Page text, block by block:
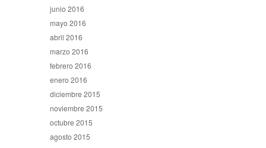
junio 2016
mayo 2016
abril 2016
marzo 2016
febrero 2016
enero 2016
diciembre 2015
noviembre 2015
octubre 2015
agosto 2015